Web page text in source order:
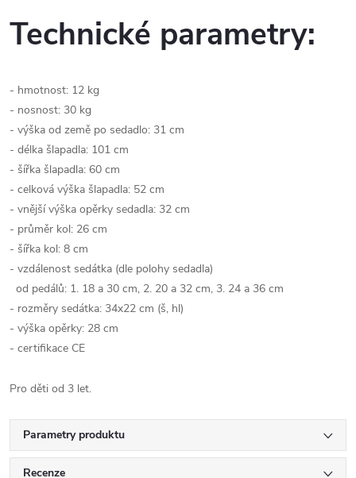
Technické parametry:
- hmotnost: 12 kg
- nosnost: 30 kg
- výška od země po sedadlo: 31 cm
- délka šlapadla: 101 cm
- šířka šlapadla: 60 cm
- celková výška šlapadla: 52 cm
- vnější výška opěrky sedadla: 32 cm
- průměr kol: 26 cm
- šířka kol: 8 cm
- vzdálenost sedátka (dle polohy sedadla)
od pedálů: 1. 18 a 30 cm, 2. 20 a 32 cm, 3. 24 a 36 cm
- rozměry sedátka: 34x22 cm (š, hl)
- výška opěrky: 28 cm
- certifikace CE
Pro děti od 3 let.
Parametry produktu
Recenze